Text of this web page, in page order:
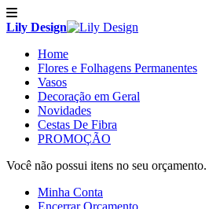
Lily Design
Home
Flores e Folhagens Permanentes
Vasos
Decoração em Geral
Novidades
Cestas De Fibra
PROMOÇÃO
Você não possui itens no seu orçamento.
Minha Conta
Encerrar Orçamento